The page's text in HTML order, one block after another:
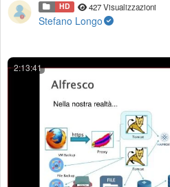
HD 427 Visualizzazioni
Stefano Longo
2:13:41